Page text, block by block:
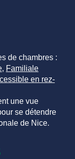
de chambres :
, Familiale
en rez-
une vue
se détendre
de Nice.